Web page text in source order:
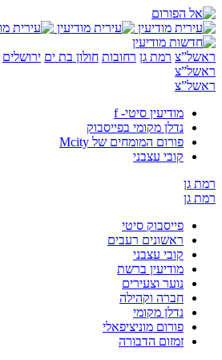
ראשל”צ רמת גן רחובות חולון בת ים ירושלים
ראשל”צ
ראשל”צ
מודיעין סיטי- f
נדלן מקומי בפייסבוק
פורום המומחים של Mcity
קובי עצבני
רמת גן
רמת גן
פייסבוק סיטי
ראשונים רעבים
קובי עצבני
מודיעין ברשת
נוער וצעירים
חברה וקהילה
נדלן מקומי
פורום מוניציפאלי
זמזום הדבורה